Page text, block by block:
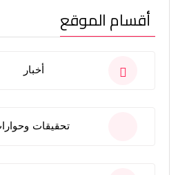
أقسام الموقع
أخبار
تحقيقات